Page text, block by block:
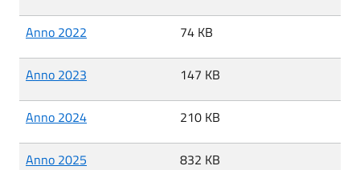
Anno 2022 74 KB
Anno 2023 147 KB
Anno 2024 210 KB
Anno 2025 832 KB